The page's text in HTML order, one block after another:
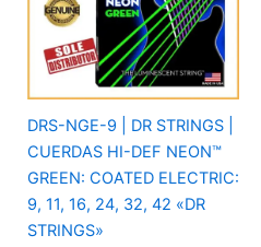
DRS-NGE-9 | DR STRINGS |
CUERDAS HI-DEF NEON™
GREEN: COATED ELECTRIC:
9, 11, 16, 24, 32, 42 «DR
STRINGS»